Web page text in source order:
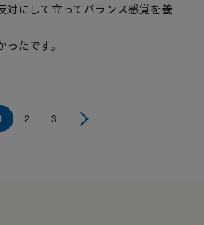
対にして立ってバランス感覚を養
たです。
2 3